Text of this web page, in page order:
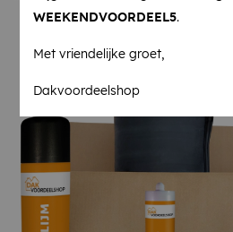
WEEKENDVOORDEEL5.
Met vriendelijke groet,
Dakvoordeelshop